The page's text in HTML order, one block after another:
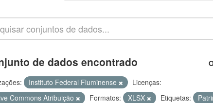
de dados encontrado
Instituto Federal Fluminense
Licenças:
Commons Atribuição
Formatos: XLSX Etiquetas: